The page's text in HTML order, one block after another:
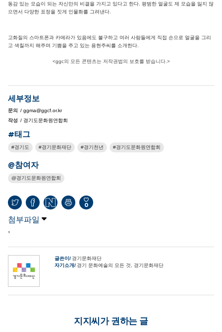
동감 있는 모습이 되는 자신만의 비결을 가지고 있다고 한다. 평범한 얼굴도 제 모습을 잃지 않
으면서 다양한 표정을 짓게 인물화를 그려낸다.
고화질의 스마트폰과 카메라가 있음에도 불구하고 여러 사람들에게 직접 손으로 얼굴을 그리
고 색칠까지 해주며 기쁨을 주고 있는 용현주씨를 소개한다.
<ggc의 모든 콘텐츠는 저작권법의 보호를 받습니다.>
세부정보
문의
/ ggma@ggcf.or.kr
작성 / 경기도문화원연합회
#태그
경기도 경기문화재단 경기천년 경기도문화원연합회
@참여자
경기도문화원연합회
0
첨부파일
,
글쓴이
경기문화재단
자기소개
경기 문화예술의 모든 것, 경기문화재단
지지씨가 권하는 글